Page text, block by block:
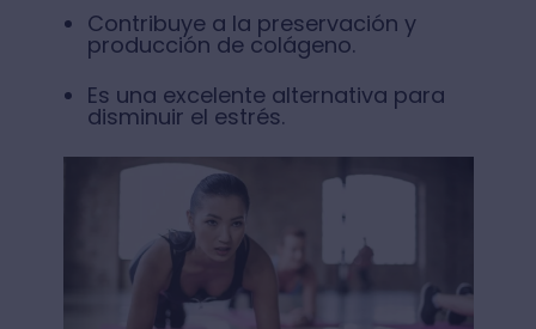
Contribuye a la preservación y
producción de colágeno.
Es una excelente alternativa para
disminuir el estrés.